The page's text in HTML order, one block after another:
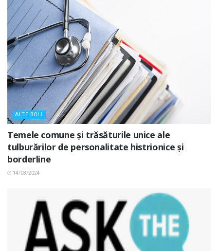
ALTE BOLI
Temele comune și trăsăturile unice ale
tulburărilor de personalitate histrionice și
borderline
14/03/2024